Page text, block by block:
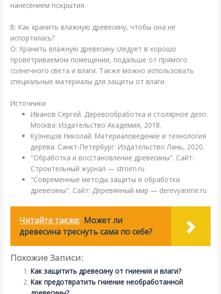
нанесением покрытия.
В: Как хранить влажную древесину, чтобы она не
испортилась?
О: Хранить влажную древесину следует в хорошо
проветриваемом помещении, подальше от прямого
солнечного света и влаги. Также можно использовать
специальные материалы для защиты от влаги.
Источники
Иванов Сергей. Деревообработка и столярное дело.
Москва: Издательство Академия, 2018.
Кузнецов Николай. Материаловедение и технология
дерева. Санкт-Петербург: Издательство Лань, 2020.
"Обработка и восстановление древесины". Сайт:
Строительный журнал — stroim.ru
"Современные методы защиты и обработки
древесины". Сайт: Деревянный мир — derevyanmir.ru
Читайте также: Может ли
древесина треснуть сама по себе?
Похожие Записи:
Как защитить древесину от гниения и влаги?
Как предотвратить гниение необработанной